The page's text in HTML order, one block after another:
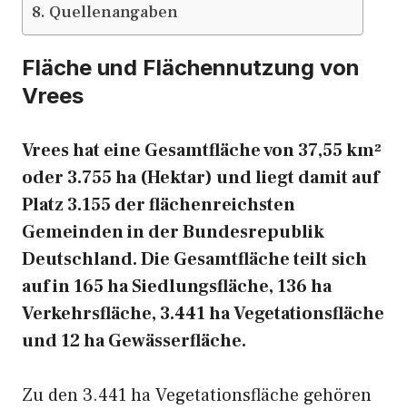
Quellenangaben
Fläche und Flächennutzung von
Vrees
Vrees hat eine Gesamtfläche von 37,55 km²
oder 3.755 ha (Hektar) und liegt damit auf
Platz 3.155 der flächenreichsten
Gemeinden in der Bundesrepublik
Deutschland. Die Gesamtfläche teilt sich
auf in 165 ha Siedlungsfläche, 136 ha
Verkehrsfläche, 3.441 ha Vegetationsfläche
und 12 ha Gewässerfläche.
Zu den 3.441 ha Vegetationsfläche gehören